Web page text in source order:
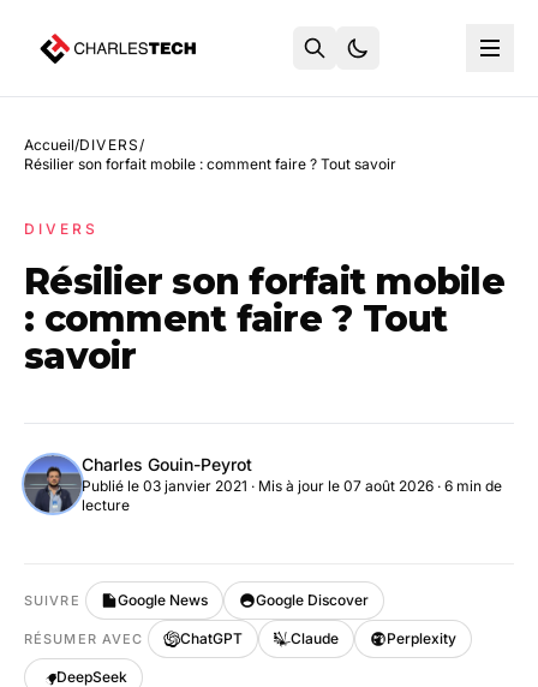
Accueil/DIVERS/
Résilier son forfait mobile : comment faire ? Tout savoir
DIVERS
Résilier son forfait mobile
: comment faire ? Tout
savoir
Charles Gouin-Peyrot
Publié le 03 janvier 2021 · Mis à jour le 07 août 2026 · 6 min de
lecture
SUIVRE Google News Google Discover
RÉSUMER AVEC ChatGPT Claude Perplexity
DeepSeek